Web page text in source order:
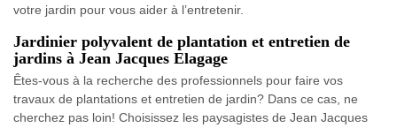
votre jardin pour vous aider à l’entretenir.
Jardinier polyvalent de plantation et entretien de
jardins à Jean Jacques Elagage
Êtes-vous à la recherche des professionnels pour faire vos
travaux de plantations et entretien de jardin? Dans ce cas, ne
cherchez pas loin! Choisissez les paysagistes de Jean Jacques